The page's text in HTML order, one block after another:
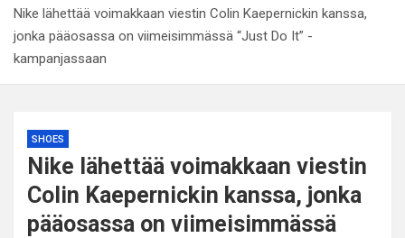
Nike lähettää voimakkaan viestin Colin Kaepernickin kanssa,
jonka pääosassa on viimeisimmässä “Just Do It” -
kampanjassaan
SHOES
Nike lähettää voimakkaan viestin
Colin Kaepernickin kanssa, jonka
pääosassa on viimeisimmässä